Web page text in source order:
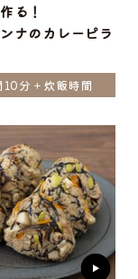
る！
ナのカレーピラ
10分＋炊飯時間